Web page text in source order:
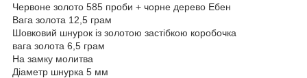
Червоне золото 585 проби + чорне дерево Ебен
Вага золота 12,5 грам
Шовковий шнурок із золотою застібкою коробочка
вага золота 6,5 грам
На замку молитва
Діаметр шнурка 5 мм